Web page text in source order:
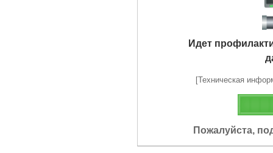
Идет
[Техническая
Пожалуйста,